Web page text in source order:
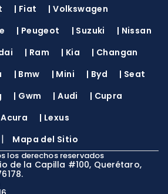
| Fiat |Volkswagen
| Peugeot | Suzuki | Nissan
| Ram | Kia | Changan
| Bmw | Mini | Byd | Seat
| Gwm |Audi | Cupra
Acura | Lexus
| Mapa del Sitio
los derechos reservados
de la Capilla #100, Querétaro,